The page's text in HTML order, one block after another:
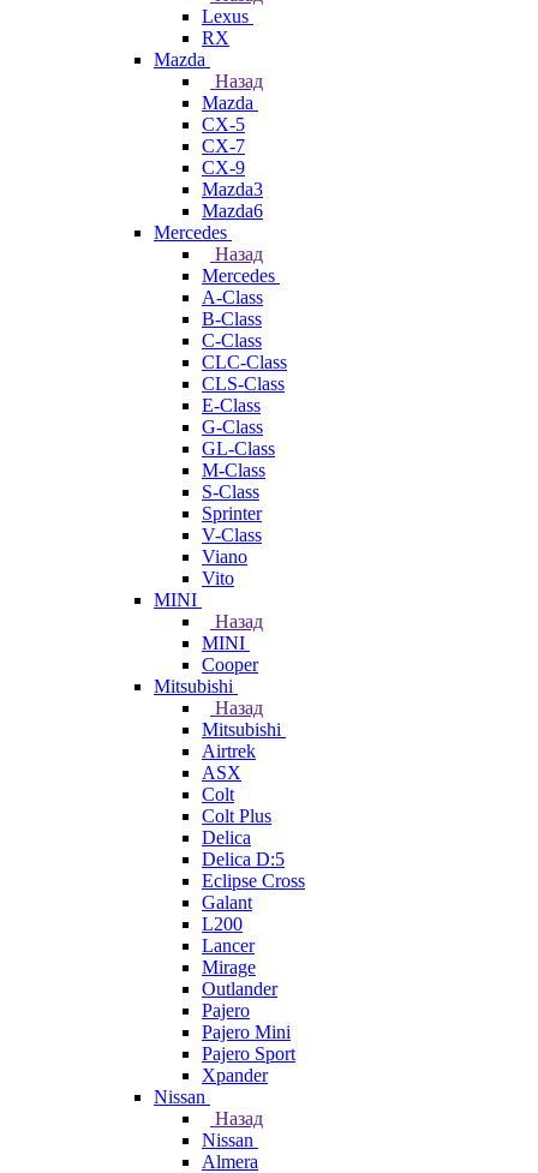
Lexus
RX
Mazda
Назад
Mazda
CX-5
CX-7
CX-9
Mazda3
Mazda6
Mercedes
Назад
Mercedes
A-Class
B-Class
C-Class
CLC-Class
CLS-Class
E-Class
G-Class
GL-Class
M-Class
S-Class
Sprinter
V-Class
Viano
Vito
MINI
Назад
MINI
Cooper
Mitsubishi
Назад
Mitsubishi
Airtrek
ASX
Colt
Colt Plus
Delica
Delica D:5
Eclipse Cross
Galant
L200
Lancer
Mirage
Outlander
Pajero
Pajero Mini
Pajero Sport
Xpander
Nissan
Назад
Nissan
Almera